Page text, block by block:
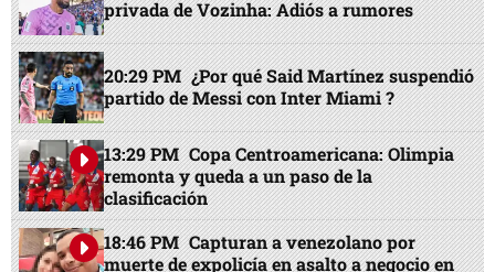
privada de Vozinha: Adiós a rumores
20:29 PM ¿Por qué Said Martínez suspendió
partido de Messi con Inter Miami ?
13:29 PM Copa Centroamericana: Olimpia
remonta y queda a un paso de la
clasificación
18:46 PM Capturan a venezolano por
muerte de expolicía en asalto a negocio en